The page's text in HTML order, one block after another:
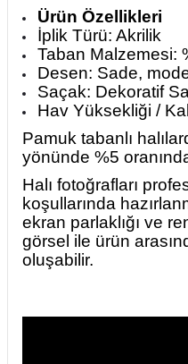
Ürün Özellikleri
İplik Türü: Akrilik
Taban Malzemesi:
Desen: Sade,
Saçak: Dekoratif
Hav Yüksekliği /
Pamuk tabanlı
yönünde %5
Halı fotoğrafları
koşullarında
ekran parlaklığı ve
görsel ile ürün
oluşabilir.